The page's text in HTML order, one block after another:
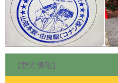
【観光情報】